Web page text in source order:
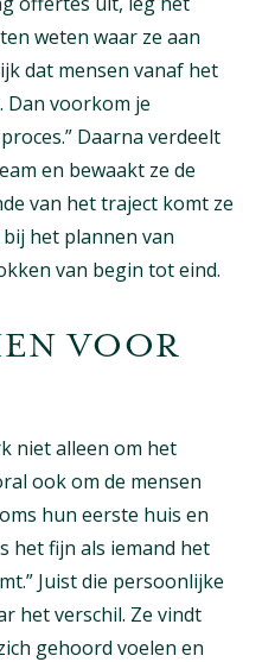
weten waar ze aan
dat mensen vanaf het
Dan voorkom je
Daarna verdeelt
en bewaakt ze de
van het traject komt ze
het plannen van
van begin tot eind.
VOOR
niet alleen om het
ook om de mensen
hun eerste huis en
het fijn als iemand het
Juist die persoonlijke
het verschil. Ze vindt
gehoord voelen en